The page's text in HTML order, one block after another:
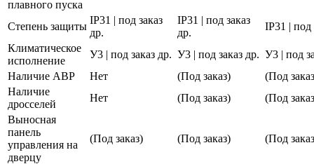
плавного пуска
Степень защиты
IP31 | под заказ
др.
IP31 | под заказ
др.
IP31 | под
Климатическое
исполнение
У3 | под заказ др. У3 | под заказ др. У3 | под
Наличие АВР
Нет (Под заказ)
(Под
Наличие
дросселей
Нет (Под заказ)
(Под
Выносная
панель
управления на
дверцу
(Под заказ) (Под заказ) (Под